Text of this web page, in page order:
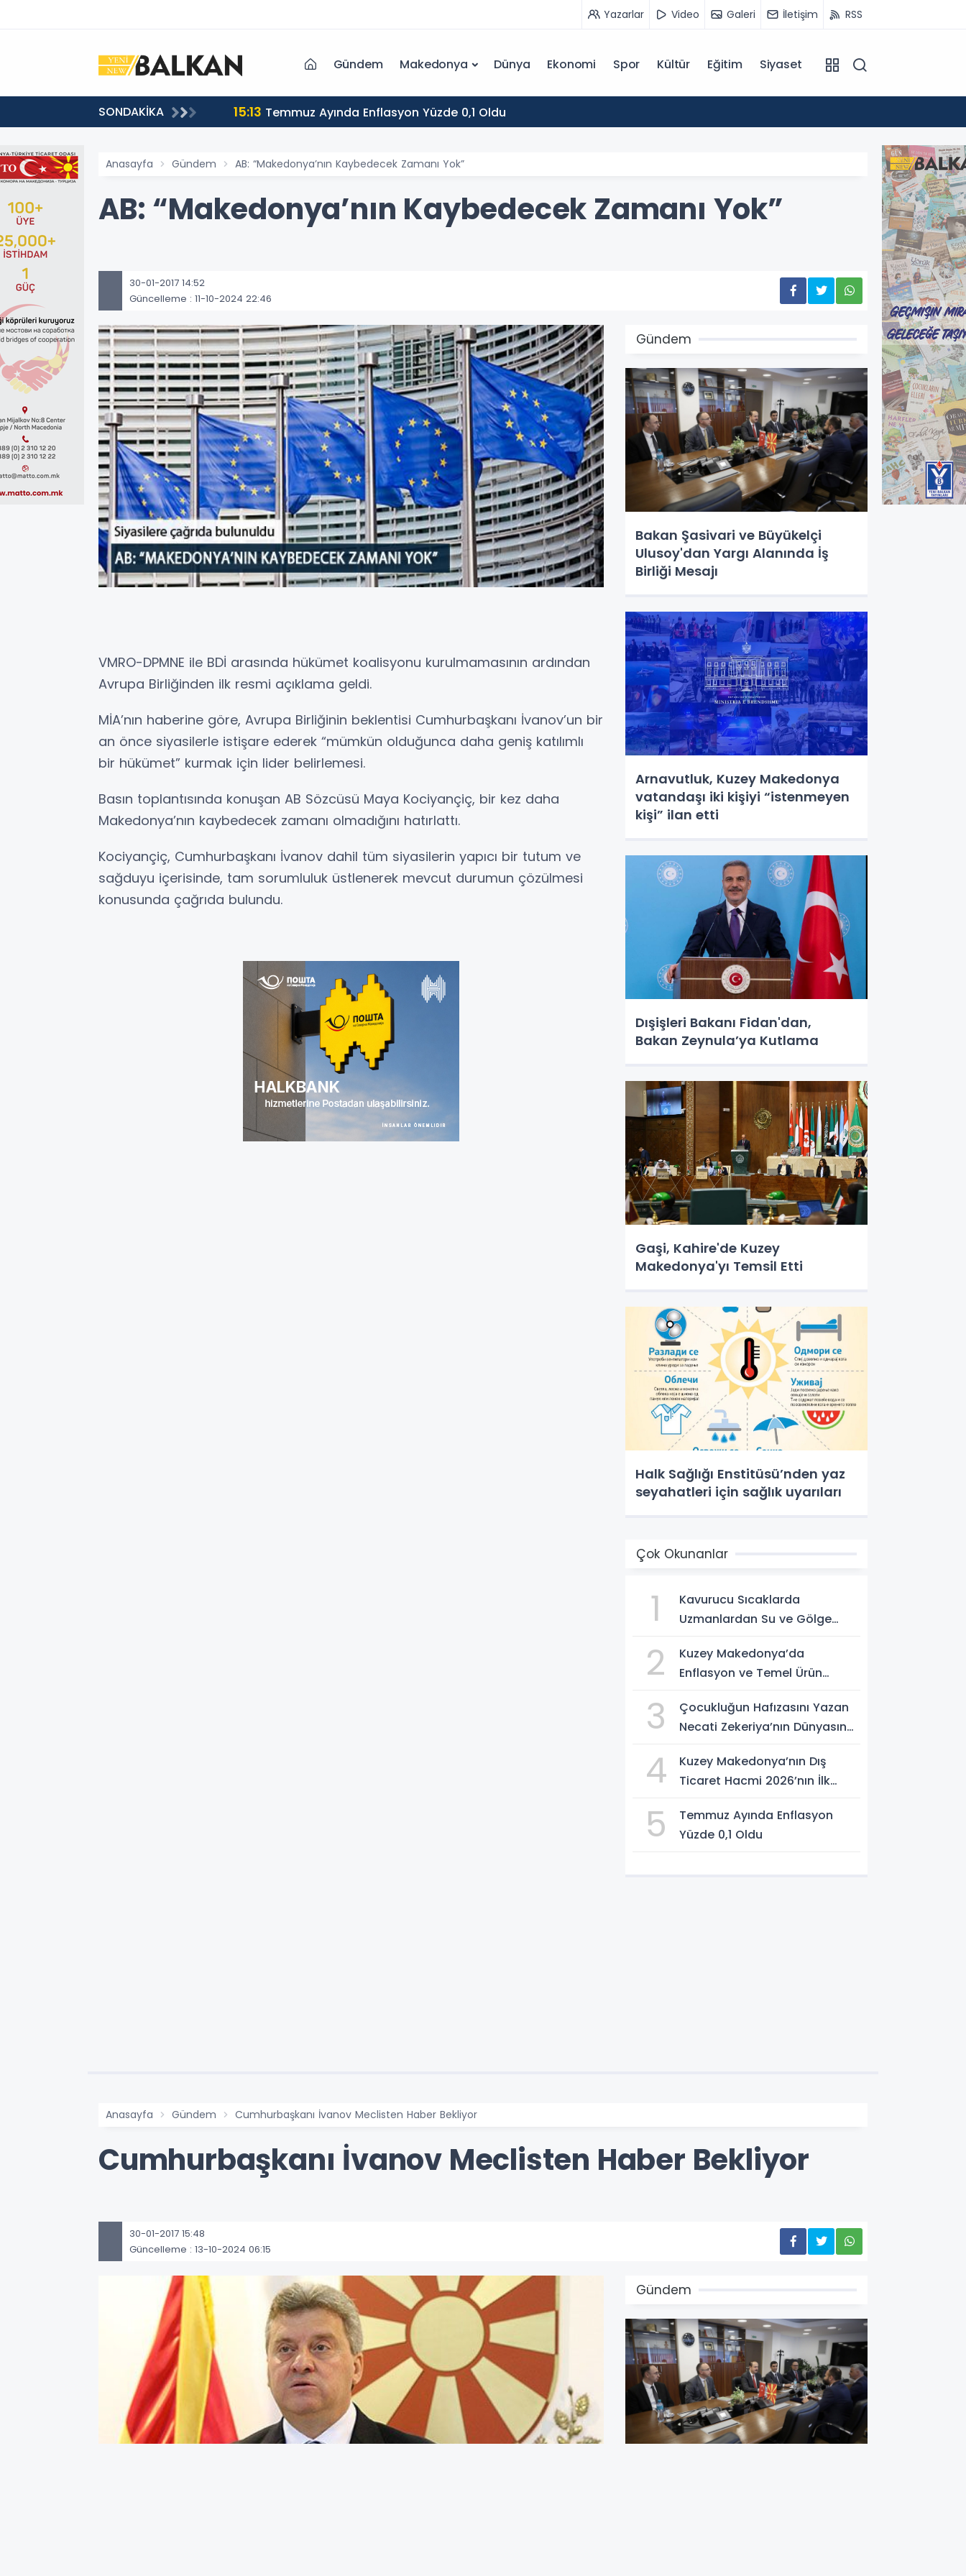
Yazarlar Video Galeri İletişim RSS
Gündem Makedonya Dünya Ekonomi Spor Kültür Eğitim Siyaset
SONDAKİKA 15:13 Temmuz Ayında Enflasyon Yüzde 0,1 Oldu
Anasayfa Gündem AB: “Makedonya’nın Kaybedecek Zamanı Yok”
AB: “Makedonya’nın Kaybedecek Zamanı Yok”
30-01-2017 14:52
Güncelleme : 11-10-2024 22:46
VMRO-DPMNE ile BDİ arasında hükümet koalisyonu kurulmamasının ardından
Avrupa Birliğinden ilk resmi açıklama geldi.
MİA’nın haberine göre, Avrupa Birliğinin beklentisi Cumhurbaşkanı İvanov’un bir
an önce siyasilerle istişare ederek “mümkün olduğunca daha geniş katılımlı
bir hükümet” kurmak için lider belirlemesi.
Basın toplantısında konuşan AB Sözcüsü Maya Kociyançiç, bir kez daha
Makedonya’nın kaybedecek zamanı olmadığını hatırlattı.
Kociyançiç, Cumhurbaşkanı İvanov dahil tüm siyasilerin yapıcı bir tutum ve
sağduyu içerisinde, tam sorumluluk üstlenerek mevcut durumun çözülmesi
konusunda çağrıda bulundu.
Gündem
Bakan Şasivari ve Büyükelçi
Ulusoy'dan Yargı Alanında İş
Birliği Mesajı
Arnavutluk, Kuzey Makedonya
vatandaşı iki kişiyi “istenmeyen
kişi” ilan etti
Dışişleri Bakanı Fidan'dan,
Bakan Zeynula’ya Kutlama
Gaşi, Kahire'de Kuzey
Makedonya'yı Temsil Etti
Halk Sağlığı Enstitüsü’nden yaz
seyahatleri için sağlık uyarıları
Çok Okunanlar
1
Kavurucu Sıcaklarda
Uzmanlardan Su ve Gölge
2
Kuzey Makedonya’da
Enflasyon ve Temel Ürün
3
Çocukluğun Hafızasını Yazan
Necati Zekeriya’nın Dünyasına
4
Kuzey Makedonya’nın Dış
Ticaret Hacmi 2026’nın İlk
5
Temmuz Ayında Enflasyon
Yüzde 0,1 Oldu
Anasayfa Gündem Cumhurbaşkanı İvanov Meclisten Haber Bekliyor
Cumhurbaşkanı İvanov Meclisten Haber Bekliyor
30-01-2017 15:48
Güncelleme : 13-10-2024 06:15
Gündem